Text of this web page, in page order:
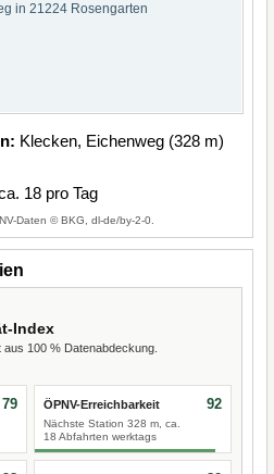
in 21224 Rosengarten
Klecken, Eichenweg (328 m)
18 pro Tag
Daten © BKG, dl-de/by-2-0.
Index
aus 100 % Datenabdeckung.
79 ÖPNV-Erreichbarkeit
Nächste Station 328 m, ca.
18 Abfahrten werktags
92